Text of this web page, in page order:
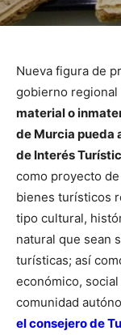
Nueva figura de
gobierno
material o
de Murcia pueda
de Interés
como proyecto
bienes turísticos
tipo cultural,
natural que sean
turísticas; así
económico,
comunidad
el consejero de